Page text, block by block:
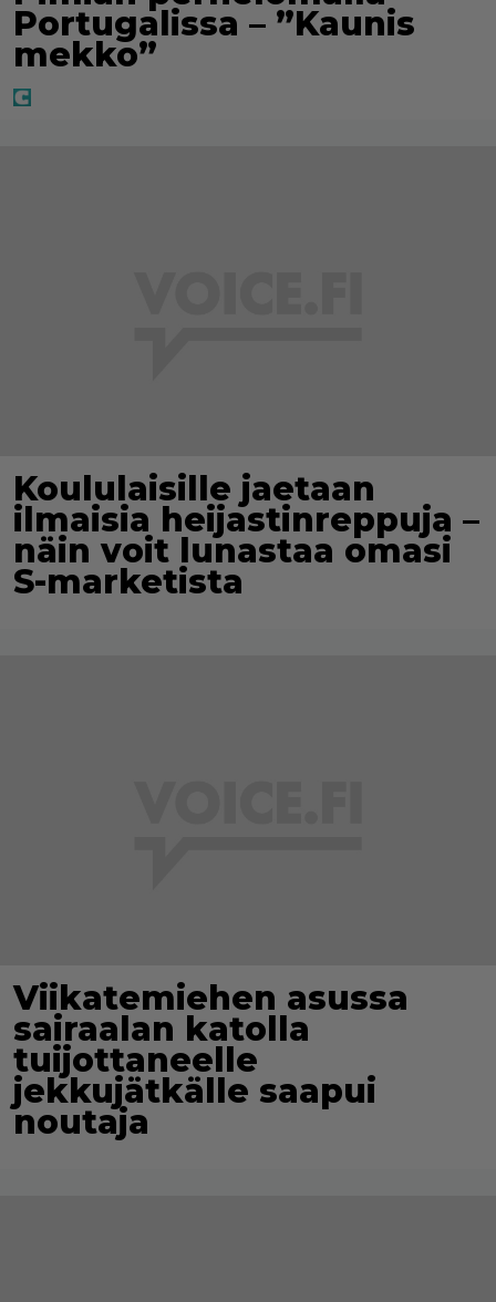
Portugalissa – ”Kaunis
mekko”
Koululaisille jaetaan
ilmaisia heijastinreppuja –
näin voit lunastaa omasi
S-marketista
Viikatemiehen asussa
sairaalan katolla
tuijottaneelle
jekkujätkälle saapui
noutaja